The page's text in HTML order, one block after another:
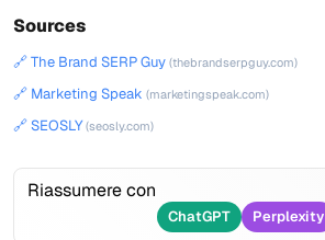
Sources
🔗 The Brand SERP Guy (thebrandserpguy.com)
🔗 Marketing Speak (marketingspeak.com)
🔗 SEOSLY(seosly.com)
Riassumere con
ChatGPT Perplexity